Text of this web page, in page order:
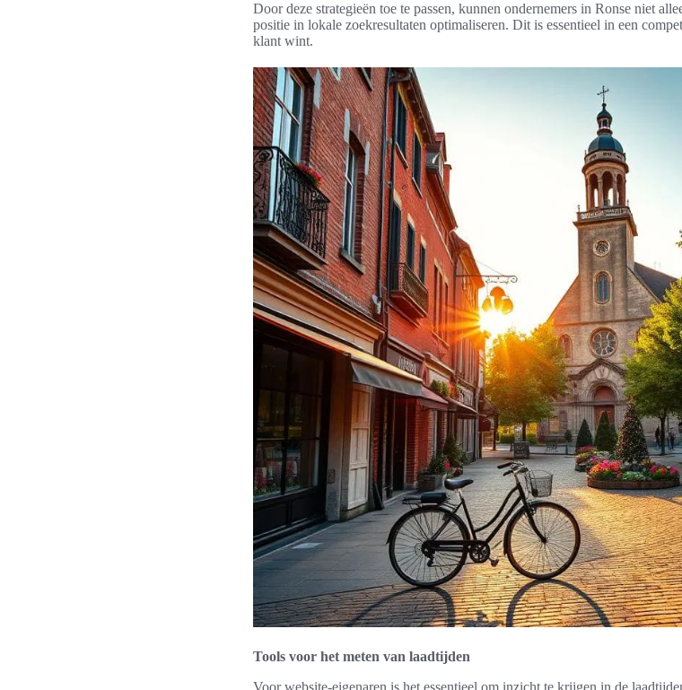
Door deze strategieën toe te passen, kunnen ondernemers in Ronse niet
positie in lokale zoekresultaten optimaliseren. Dit is essentieel in een
klant wint.
Tools voor het meten van laadtijden
Voor website-eigenaren is het essentieel om inzicht te krijgen in de